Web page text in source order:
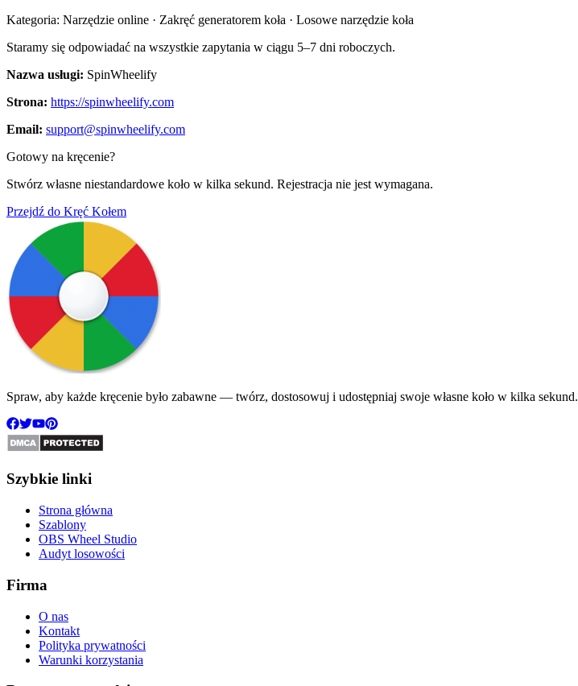
Kategoria: Narzędzie online · Zakręć generatorem koła · Losowe narzędzie koła
Staramy się odpowiadać na wszystkie zapytania w ciągu 5–7 dni roboczych.
Nazwa usługi: SpinWheelify
Strona: https://spinwheelify.com
Email: support@spinwheelify.com
Gotowy na kręcenie?
Stwórz własne niestandardowe koło w kilka sekund. Rejestracja nie jest wymagana.
Przejdź do Kręć Kołem
Spraw, aby każde kręcenie było zabawne — twórz, dostosowuj i udostępniaj swoje własne koło w kilka sekund.
Szybkie linki
Strona główna
Szablony
OBS Wheel Studio
Audyt losowości
Firma
O nas
Kontakt
Polityka prywatności
Warunki korzystania